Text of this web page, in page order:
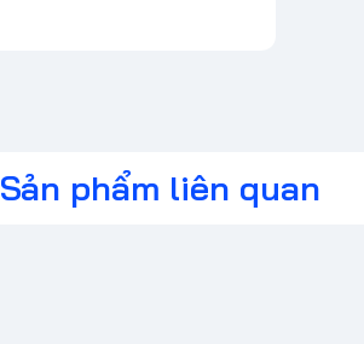
Sản phẩm liên quan